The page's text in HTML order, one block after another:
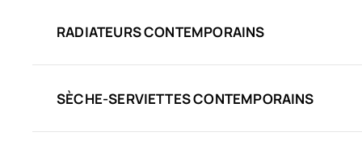
RADIATEURS CONTEMPORAINS
SÈCHE-SERVIETTES CONTEMPORAINS